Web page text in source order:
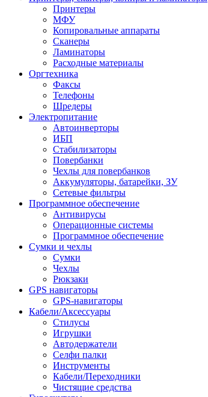
Принтеры
МФУ
Копировальные аппараты
Сканеры
Ламинаторы
Расходные материалы
Оргтехника
Факсы
Телефоны
Шредеры
Электропитание
Автоинверторы
ИБП
Стабилизаторы
Повербанки
Чехлы для повербанков
Аккумуляторы, батарейки, ЗУ
Сетевые фильтры
Программное обеспечение
Антивирусы
Операционные системы
Программное обеспечение
Сумки и чехлы
Сумки
Чехлы
Рюкзаки
GPS навигаторы
GPS-навигаторы
Кабели/Аксессуары
Стилусы
Игрушки
Автодержатели
Селфи палки
Инструменты
Кабели/Переходники
Чистящие средства